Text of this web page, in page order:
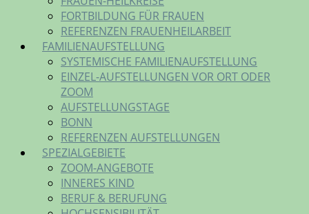
FORTBILDUNG FÜR FRAUEN
REFERENZEN FRAUENHEILARBEIT
FAMILIENAUFSTELLUNG
SYSTEMISCHE FAMILIENAUFSTELLUNG
EINZEL-AUFSTELLUNGEN VOR ORT ODER
ZOOM
AUFSTELLUNGSTAGE
BONN
REFERENZEN AUFSTELLUNGEN
SPEZIALGEBIETE
ZOOM-ANGEBOTE
INNERES KIND
BERUF & BERUFUNG